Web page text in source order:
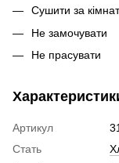
Сушити за
Не замочувати
Не прасувати
Артикул
Стать